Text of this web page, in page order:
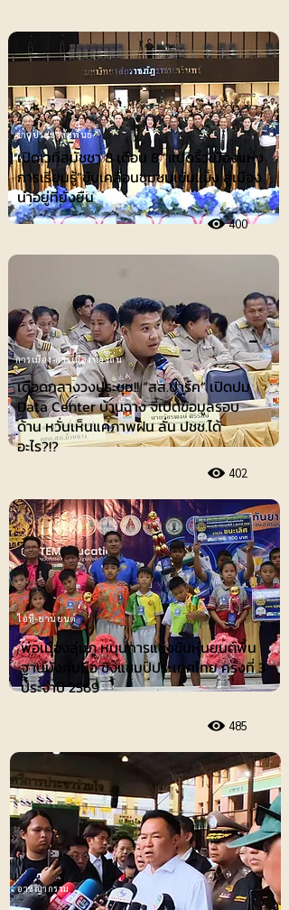
ข่าวประชาสัมพันธ์
เปิดเวทีสมัชชา 8 เดือน 8 “แปดริ้วเมืองแห่ง
การเรียนรู้”ขับเคลื่อนชุมชนเข้มแข็ง สู่เมือง
น่าอยู่ที่ยั่งยืน
400
เดือดกลางวงประชุม!! “สส.ปาร์ค” เปิดปม
Data Center บ้านฉาง จี้เปิดข้อมูลรอบ
ด้าน หวั่นเห็นแค่ภาพฝัน ลั่น ปชช.ได้
อะไร?!?
402
การเมือง-การเมืองท้องถิ่น
ไอที-ยานยนต์
พ่อเมืองลุ่มภู หนุนการแข่งขันหุ่นยนต์พื้น
ฐานบังคับมือ ชิงแชมป์ประเทศไทย ครั้งที่ 3
ประจำปี 2569
485
อาชญากรรม